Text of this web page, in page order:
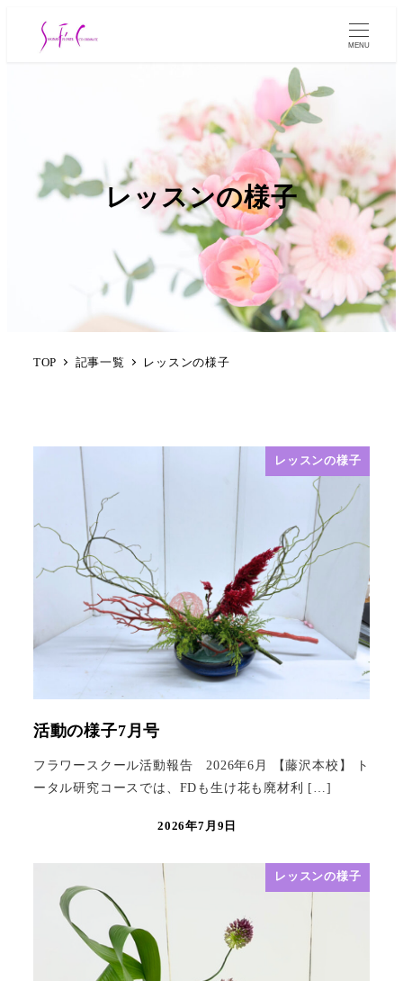
MENU
レッスンの様子
TOP 記事一覧 レッスンの様子
レッスンの様子
活動の様子7月号
フラワースクール活動報告 2026年6月 【藤沢本校】 ト
ータル研究コースでは、FDも生け花も廃材利 […]
2026年7月9日
レッスンの様子